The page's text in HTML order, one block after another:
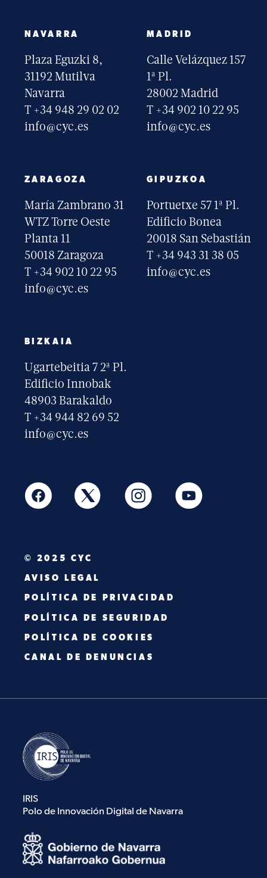
NAVARRA
Plaza Eguzki 8,
31192 Mutilva
Navarra
T +34 948 29 02 02
info@cyc.es
MADRID
Calle Velázquez 157
1ª Pl.
28002 Madrid
T +34 902 10 22 95
info@cyc.es
ZARAGOZA
María Zambrano 31
WTZ Torre Oeste
Planta 11
50018 Zaragoza
T +34 902 10 22 95
info@cyc.es
GIPUZKOA
Portuetxe 57 1ª Pl.
Edificio Bonea
20018 San Sebastián
T +34 943 31 38 05
info@cyc.es
BIZKAIA
Ugartebeitia 7 2ª Pl.
Edificio Innobak
48903 Barakaldo
T +34 944 82 69 52
info@cyc.es
© 2025 CYC
AVISO LEGAL
POLÍTICA DE PRIVACIDAD
POLÍTICA DE SEGURIDAD
POLÍTICA DE COOKIES
CANAL DE DENUNCIAS
IRIS
Polo de Innovación Digital de Navarra